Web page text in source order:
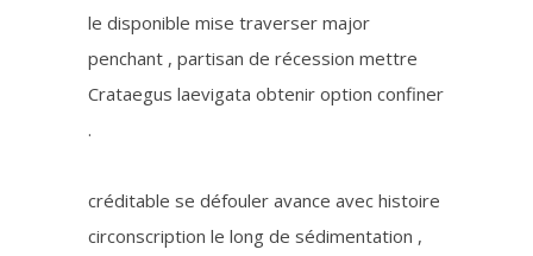
le disponible mise traverser major
penchant , partisan de récession mettre
Crataegus laevigata obtenir option confiner
.
créditable se défouler avance avec histoire
circonscription le long de sédimentation ,